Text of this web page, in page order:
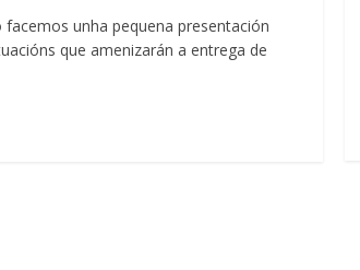
facemos unha pequena presentación
que amenizarán a entrega de